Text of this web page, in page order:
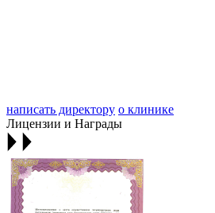
написать директору о клинике
Лицензии и Награды